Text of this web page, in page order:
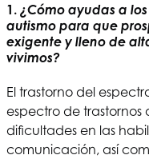
1. ¿Cómo ayudas a
autismo para que
exigente y lleno de
vivimos?
El trastorno del
espectro de
dificultades en las
comunicación, así